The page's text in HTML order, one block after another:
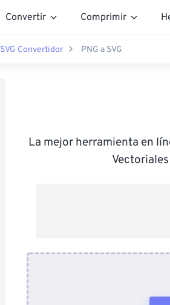
Convertir Comprimir
SVG Convertidor PNG a SVG
La mejor herramienta en